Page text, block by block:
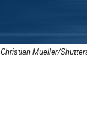
Christian Mueller/